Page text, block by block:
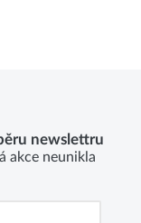
newslettru
akce neunikla